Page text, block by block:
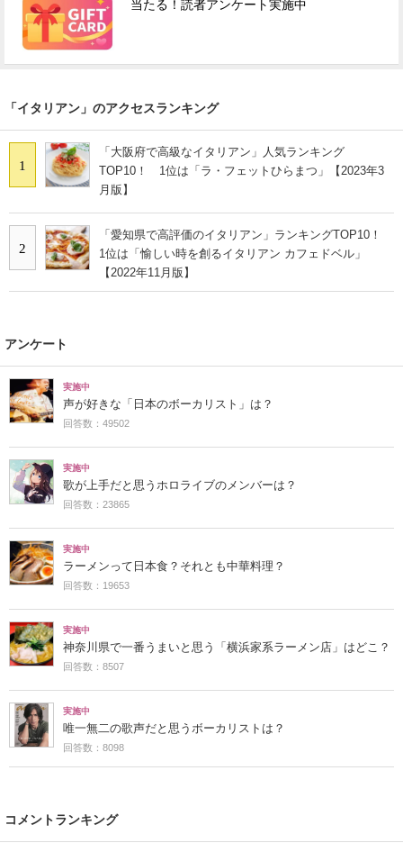
当たる！読者アンケート実施中
「イタリアン」のアクセスランキング
1
「大阪府で高級なイタリアン」人気ランキング
TOP10！ 1位は「ラ・フェットひらまつ」【2023年3
月版】
2
「愛知県で高評価のイタリアン」ランキングTOP10！
1位は「愉しい時を創るイタリアン カフェドベル」
【2022年11月版】
アンケート
実施中
声が好きな「日本のボーカリスト」は？
回答数：49502
実施中
歌が上手だと思うホロライブのメンバーは？
回答数：23865
実施中
ラーメンって日本食？それとも中華料理？
回答数：19653
実施中
神奈川県で一番うまいと思う「横浜家系ラーメン店」はどこ？
回答数：8507
実施中
唯一無二の歌声だと思うボーカリストは？
回答数：8098
コメントランキング